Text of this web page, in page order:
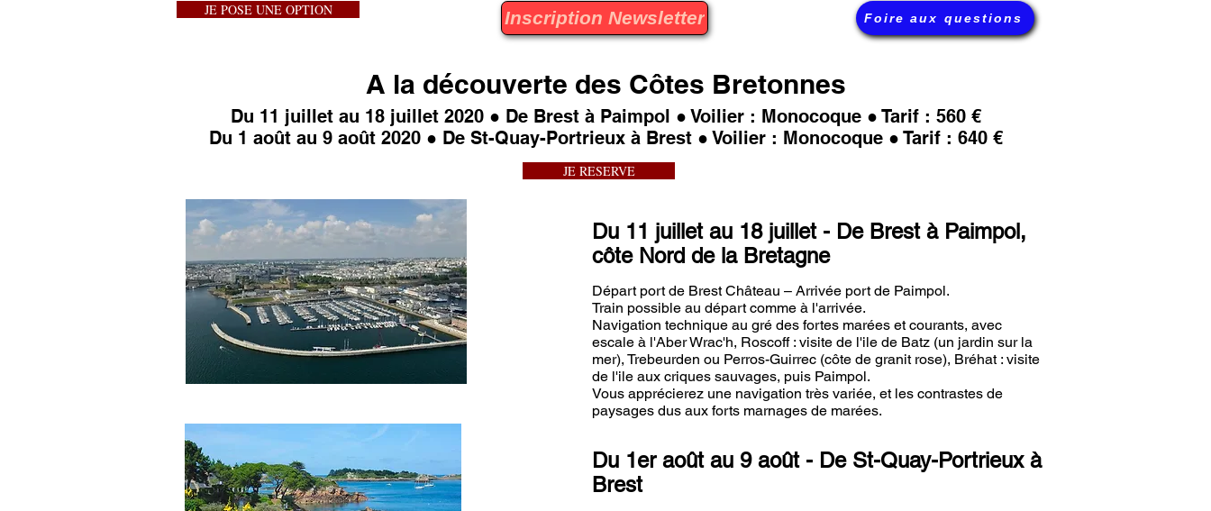
JE POSE UNE OPTION Inscription Newsletter Foire aux questions
A la découverte des Côtes Bretonnes
Du 11 juillet au 18 juillet 2020 ● De Brest à Paimpol ● Voilier : Monocoque ● Tarif : 560 €
Du 1 août au 9 août 2020 ● De St-Quay-Portrieux à Brest ● Voilier : Monocoque ● Tarif : 640 €
JE RESERVE
Du 11 juillet au 18 juillet - De Brest à Paimpol,
côte Nord de la Bretagne
Départ port de Brest Château – Arrivée port de Paimpol.
Train possible au départ comme à l'arrivée.
Navigation technique au gré des fortes marées et courants, avec
escale à l'Aber Wrac'h, Roscoff : visite de l'ile de Batz (un jardin sur la
mer), Trebeurden ou Perros-Guirrec (côte de granit rose), Bréhat : visite
de l'ile aux criques sauvages, puis Paimpol.
Vous apprécierez une navigation très variée, et les contrastes de
paysages dus aux forts marnages de marées.
Du 1er août au 9 août - De St-Quay-Portrieux à
Brest